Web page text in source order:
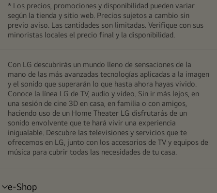
* Los precios, promociones y disponibilidad pueden variar
según la tienda y sitio web. Precios sujetos a cambio sin
previo aviso. Las cantidades son limitadas. Verifique con sus
minoristas locales el precio final y la disponibilidad.
Con LG descubrirás un mundo lleno de sensaciones de la
mano de las más avanzadas tecnologías aplicadas a la imagen
y el sonido que superarán lo que hasta ahora hayas vivido.
Conoce la línea LG de TV, audio y video. Sin ir más lejos, en
una sesión de cine 3D en casa, en familia o con amigos,
haciendo uso de un Home Theater LG disfrutarás de un
sonido envolvente que te hará vivir una experiencia
inigualable. Descubre las televisiones y servicios que te
ofrecemos en LG, junto con los accesorios de TV y equipos de
música para cubrir todas las necesidades de tu casa.
e-Shop
alternar